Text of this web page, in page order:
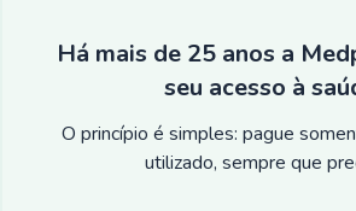
Há mais de 25 anos a
seu acesso à
O princípio é simples: pague
utilizado, sempre que